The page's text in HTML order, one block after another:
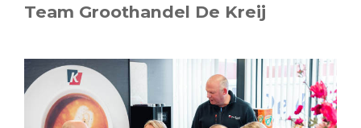
Team Groothandel De Kreij